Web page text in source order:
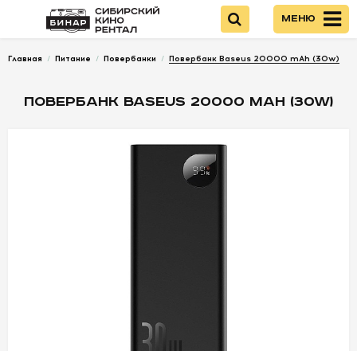
Войти
Меню
Главная / Питание / Повербанки / Повербанк Baseus 20000 mAh (30w)
ПОВЕРБАНК BASEUS 20000 MAH (30W)